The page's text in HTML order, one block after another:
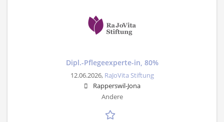
Dipl.-Pflegeexperte-in, 80%
12.06.2026, RaJoVita Stiftung
Rapperswil-Jona
Andere